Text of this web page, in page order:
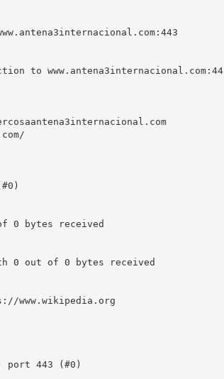
to www.antena3internacional.com:44
0 bytes received
0 out of 0 bytes received
www.wikipedia.org
port 443 (#0)